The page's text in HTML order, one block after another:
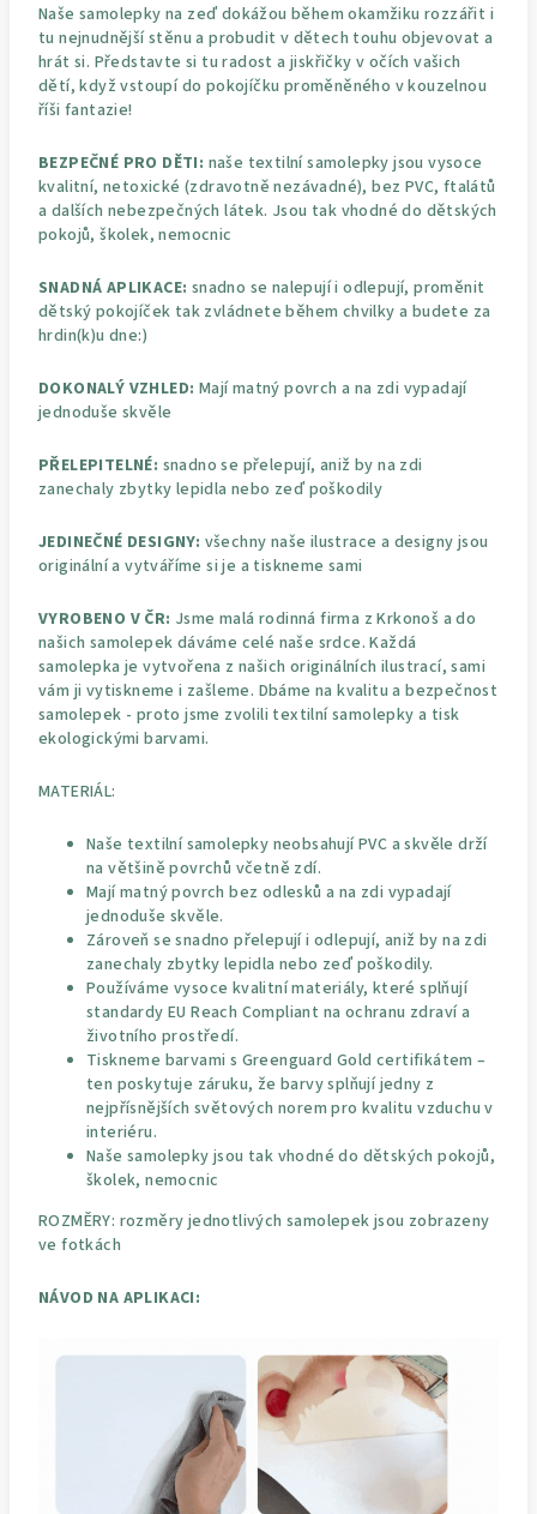
Naše samolepky na zeď dokážou během okamžiku rozzářit i
tu nejnudnější stěnu a probudit v dětech touhu objevovat a
hrát si. Představte si tu radost a jiskřičky v očích vašich
dětí, když vstoupí do pokojíčku proměněného v kouzelnou
říši fantazie!
BEZPEČNÉ PRO DĚTI: naše textilní samolepky jsou vysoce
kvalitní, netoxické (zdravotně nezávadné), bez PVC, ftalátů
a dalších nebezpečných látek. Jsou tak vhodné do dětských
pokojů, školek, nemocnic
SNADNÁ APLIKACE: snadno se nalepují i odlepují, proměnit
dětský pokojíček tak zvládnete během chvilky a budete za
hrdin(k)u dne:)
DOKONALÝ VZHLED: Mají matný povrch a na zdi vypadají
jednoduše skvěle
PŘELEPITELNÉ: snadno se přelepují, aniž by na zdi
zanechaly zbytky lepidla nebo zeď poškodily
JEDINEČNÉ DESIGNY: všechny naše ilustrace a designy jsou
originální a vytváříme si je a tiskneme sami
VYROBENO V ČR: Jsme malá rodinná firma z Krkonoš a do
našich samolepek dáváme celé naše srdce. Každá
samolepka je vytvořena z našich originálních ilustrací, sami
vám ji vytiskneme i zašleme. Dbáme na kvalitu a bezpečnost
samolepek - proto jsme zvolili textilní samolepky a tisk
ekologickými barvami.
MATERIÁL:
Naše textilní samolepky neobsahují PVC a skvěle drží
na většině povrchů včetně zdí.
Mají matný povrch bez odlesků a na zdi vypadají
jednoduše skvěle.
Zároveň se snadno přelepují i odlepují, aniž by na zdi
zanechaly zbytky lepidla nebo zeď poškodily.
Používáme vysoce kvalitní materiály, které splňují
standardy EU Reach Compliant na ochranu zdraví a
životního prostředí.
Tiskneme barvami s Greenguard Gold certifikátem –
ten poskytuje záruku, že barvy splňují jedny z
nejpřísnějších světových norem pro kvalitu vzduchu v
interiéru.
Naše samolepky jsou tak vhodné do dětských pokojů,
školek, nemocnic
ROZMĚRY: rozměry jednotlivých samolepek jsou zobrazeny
ve fotkách
NÁVOD NA APLIKACI: